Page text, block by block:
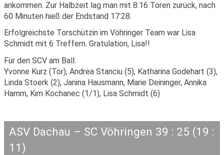
ankommen. Zur Halbzeit lag man mit 8:16 Toren zurück, nach
60 Minuten hieß der Endstand 17:28.
Erfolgreichste Torschützin im Vöhringer Team war Lisa
Schmidt mit 6 Treffern. Gratulation, Lisa!!
Für den SCV am Ball:
Yvonne Kurz (Tor), Andrea Stanciu (5), Katharina Godehart (3),
Linda Stoerk (2), Janina Hausmann, Marie Deininger, Annika
Hamm, Kim Kochanec (1/1), Lisa Schmidt (6)
ASV Dachau – SC Vöhringen 39 : 25 (19 :
11)